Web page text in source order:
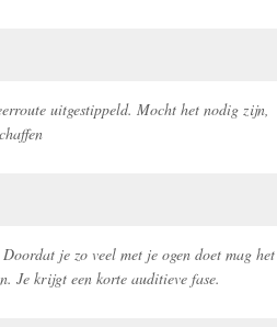
uitgestippeld. Mocht het nodig zijn,
je zo veel met je ogen doet mag het
Je krijgt een korte auditieve fase.